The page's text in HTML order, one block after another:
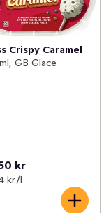
Crispy Caramel
GB Glace
kr
kr /l